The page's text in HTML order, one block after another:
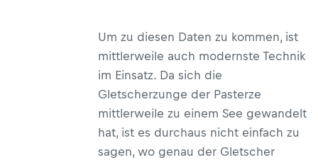
Um zu diesen Daten zu kommen, ist
mittlerweile auch modernste Technik
im Einsatz. Da sich die
Gletscherzunge der Pasterze
mittlerweile zu einem See gewandelt
hat, ist es durchaus nicht einfach zu
sagen, wo genau der Gletscher